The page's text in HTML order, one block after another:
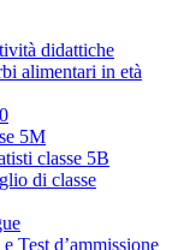
didattiche
alimentari in età
5M
classe 5B
di classe
Test d’ammissione